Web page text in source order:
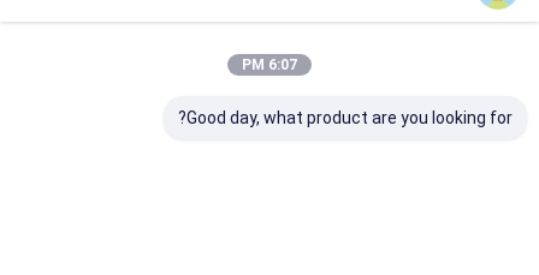
المنتجات الموصى بها
6:07 PM
Good day, what product are you looking for?